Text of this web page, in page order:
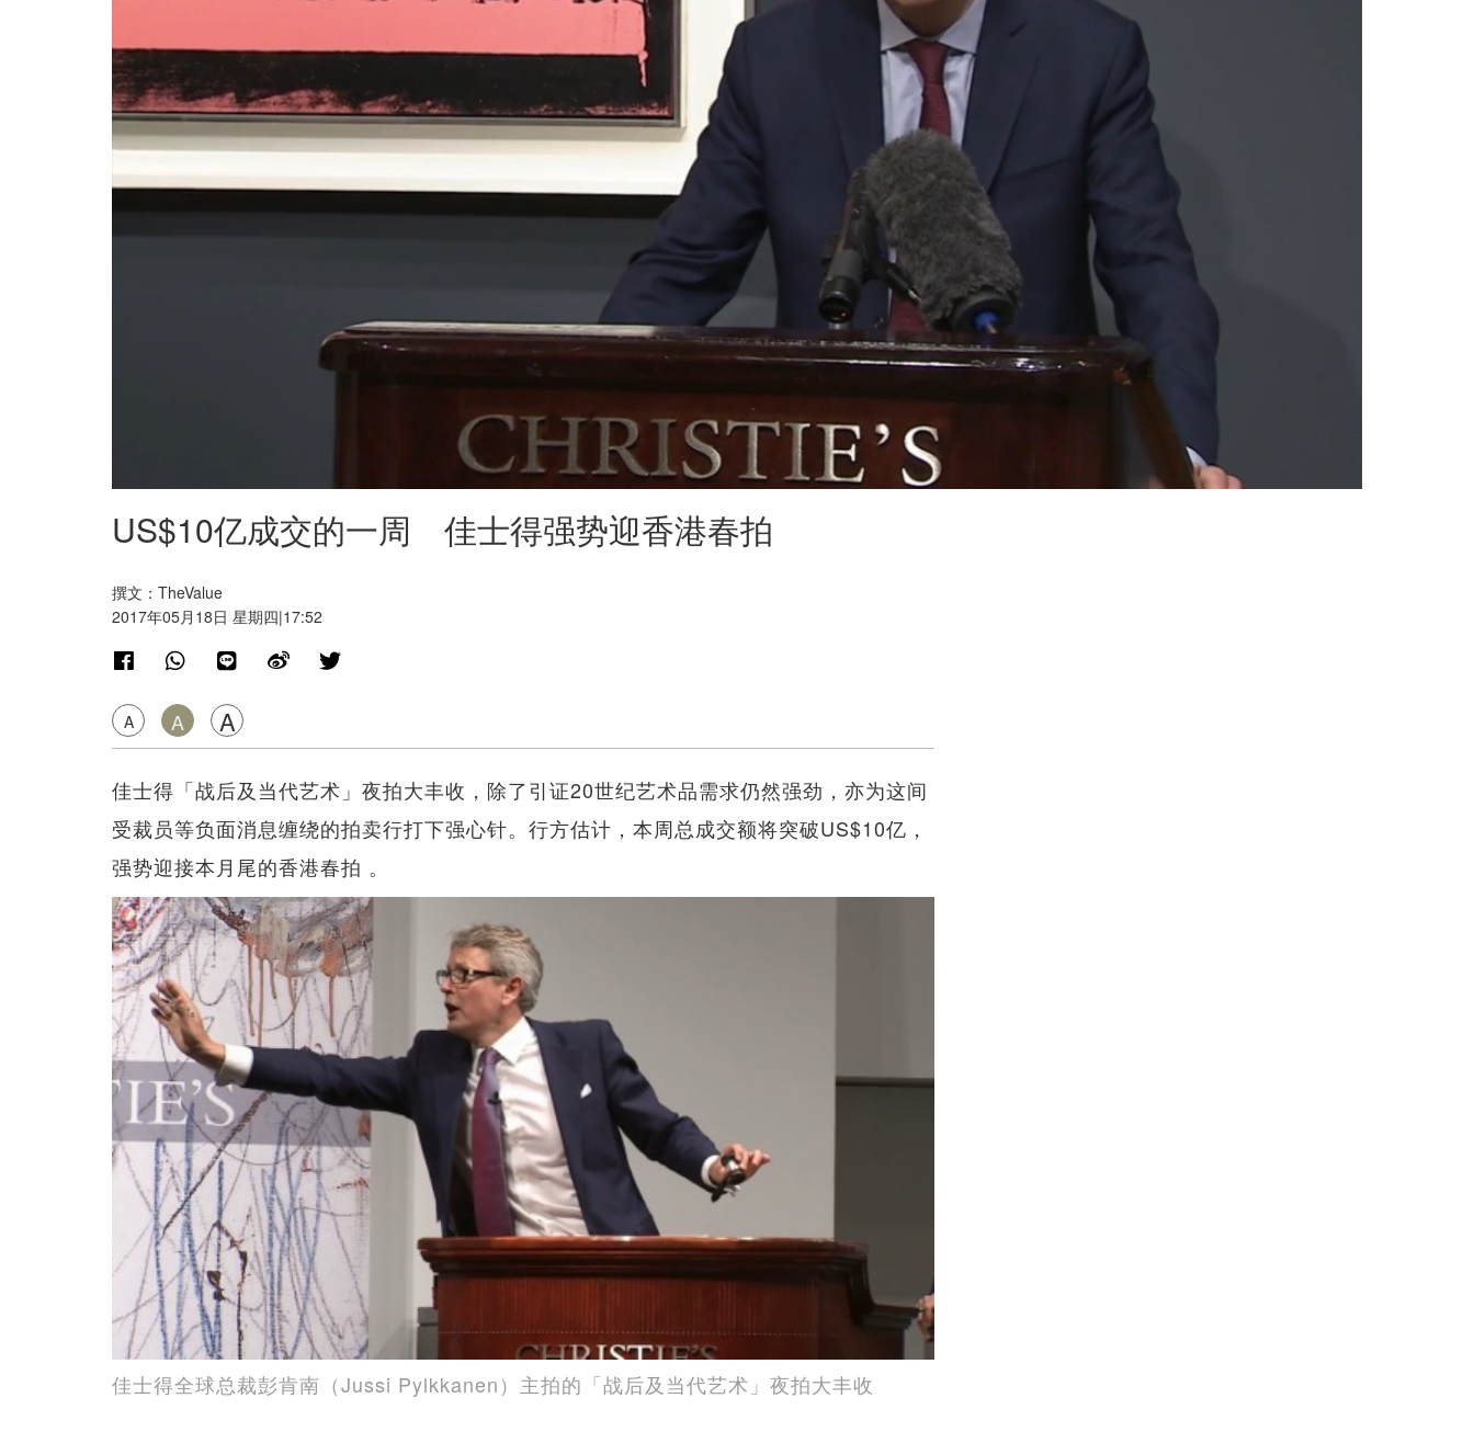
US$10亿成交的一周 佳士得强势迎香港春拍
撰文：TheValue
2017年05月18日 星期四|17:52
A A A
佳士得「战后及当代艺术」夜拍大丰收，除了引证20世纪艺术品需求仍然强劲，亦为这间
受裁员等负面消息缠绕的拍卖行打下强心针。行方估计，本周总成交额将突破US$10亿，
强势迎接本月尾的香港春拍 。
佳士得全球总裁​彭肯南（Jussi Pylkkanen）主拍的「战后及当代艺术」夜拍大丰收